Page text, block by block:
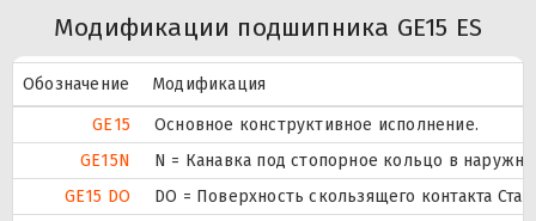
Модификации подшипника GE15 ES
Обозначение
Модификация
GE15
Основное конструктивное исполнение.
GE15N
N = Канавка под стопорное кольцо в
GE15 DO
DO = Поверхность скользящего контакта